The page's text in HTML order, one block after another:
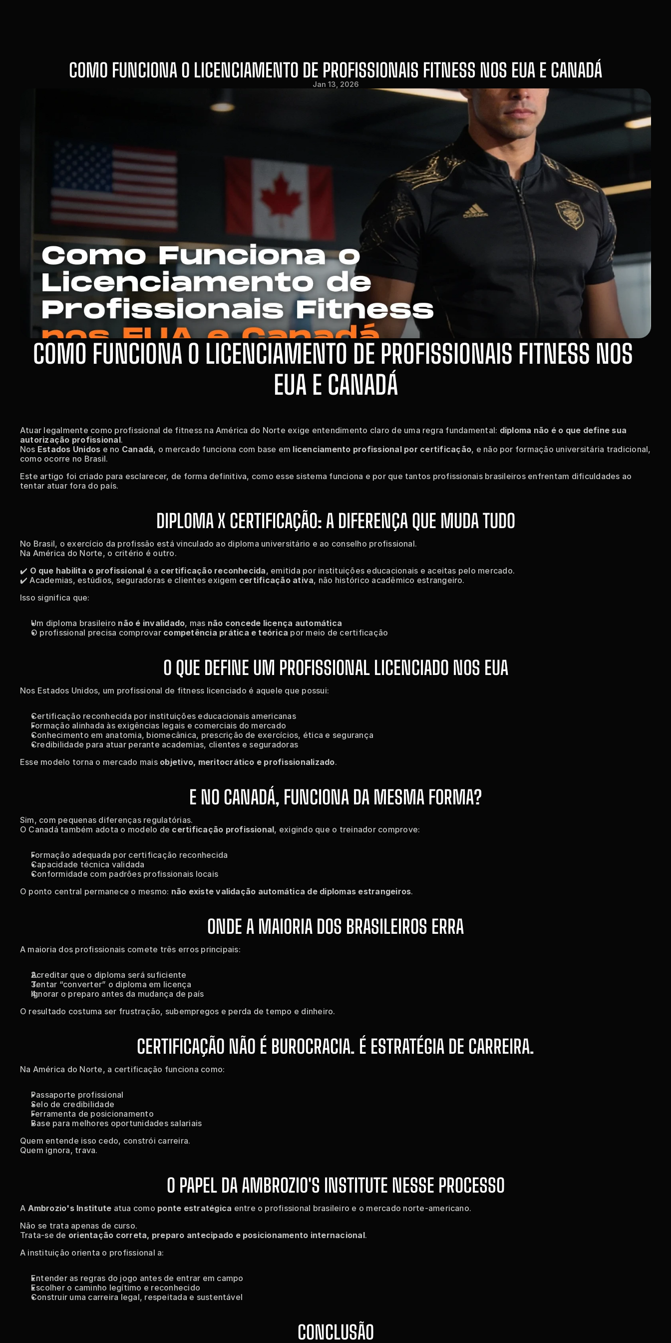
COMO FUNCIONA O LICENCIAMENTO DE PROFISSIONAIS FITNESS NOS EUA E CANADÁ
Jan 13, 2026
COMO FUNCIONA O LICENCIAMENTO DE PROFISSIONAIS FITNESS NOS
EUA E CANADÁ
Atuar legalmente como profissional de fitness na América do Norte exige entendimento claro de uma regra fundamental: diploma não é o que define sua
autorização profissional.
Nos Estados Unidos e no Canadá, o mercado funciona com base em licenciamento profissional por certificação, e não por formação universitária tradicional,
como ocorre no Brasil.
Este artigo foi criado para esclarecer, de forma definitiva, como esse sistema funciona e por que tantos profissionais brasileiros enfrentam dificuldades ao
tentar atuar fora do país.
DIPLOMA X CERTIFICAÇÃO: A DIFERENÇA QUE MUDA TUDO
No Brasil, o exercício da profissão está vinculado ao diploma universitário e ao conselho profissional.
Na América do Norte, o critério é outro.
✔️ O que habilita o profissional é a certificação reconhecida, emitida por instituições educacionais e aceitas pelo mercado.
✔️ Academias, estúdios, seguradoras e clientes exigem certificação ativa, não histórico acadêmico estrangeiro.
Isso significa que:
Um diploma brasileiro não é invalidado, mas não concede licença automática
O profissional precisa comprovar competência prática e teórica por meio de certificação
O QUE DEFINE UM PROFISSIONAL LICENCIADO NOS EUA
Nos Estados Unidos, um profissional de fitness licenciado é aquele que possui:
Certificação reconhecida por instituições educacionais americanas
Formação alinhada às exigências legais e comerciais do mercado
Conhecimento em anatomia, biomecânica, prescrição de exercícios, ética e segurança
Credibilidade para atuar perante academias, clientes e seguradoras
Esse modelo torna o mercado mais objetivo, meritocrático e profissionalizado.
E NO CANADÁ, FUNCIONA DA MESMA FORMA?
Sim, com pequenas diferenças regulatórias.
O Canadá também adota o modelo de certificação profissional, exigindo que o treinador comprove:
Formação adequada por certificação reconhecida
Capacidade técnica validada
Conformidade com padrões profissionais locais
O ponto central permanece o mesmo: não existe validação automática de diplomas estrangeiros.
ONDE A MAIORIA DOS BRASILEIROS ERRA
A maioria dos profissionais comete três erros principais:
Acreditar que o diploma será suficiente
Tentar “converter” o diploma em licença
Ignorar o preparo antes da mudança de país
O resultado costuma ser frustração, subempregos e perda de tempo e dinheiro.
CERTIFICAÇÃO NÃO É BUROCRACIA. É ESTRATÉGIA DE CARREIRA.
Na América do Norte, a certificação funciona como:
Passaporte profissional
Selo de credibilidade
Ferramenta de posicionamento
Base para melhores oportunidades salariais
Quem entende isso cedo, constrói carreira.
Quem ignora, trava.
O PAPEL DA AMBROZIO'S INSTITUTE NESSE PROCESSO
A Ambrozio's Institute atua como ponte estratégica entre o profissional brasileiro e o mercado norte-americano.
Não se trata apenas de curso.
Trata-se de orientação correta, preparo antecipado e posicionamento internacional.
A instituição orienta o profissional a:
Entender as regras do jogo antes de entrar em campo
Escolher o caminho legítimo e reconhecido
Construir uma carreira legal, respeitada e sustentável
CONCLUSÃO